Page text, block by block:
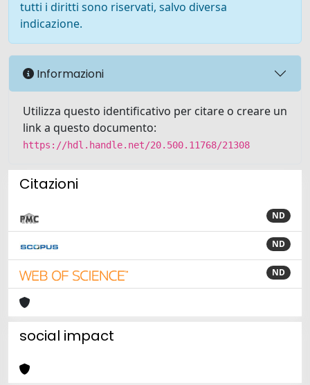
tutti i diritti sono riservati, salvo diversa
indicazione.
Informazioni
Utilizza questo identificativo per citare o creare un
link a questo documento:
https://hdl.handle.net/20.500.11768/21308
Citazioni
ND
ND
ND
social impact